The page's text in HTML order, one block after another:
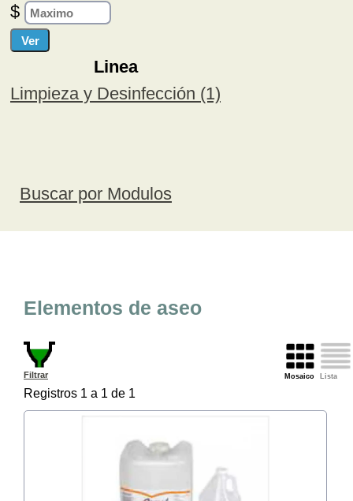
$
Linea
Limpieza y Desinfección (1)
Buscar por Modulos
Elementos de aseo
Filtrar Lista
Mosaico
Registros 1 a 1 de 1